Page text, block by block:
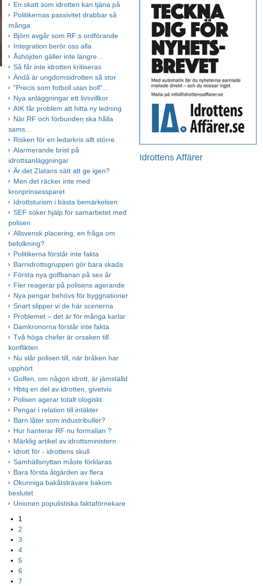
Idrottens Affärer
En skatt som idrotten kan tjäna på
Politikernas passivitet drabbar så
många
Björn avgår som RF:s ordförande
Integration berör oss alla
Åshöjden gäller inte längre…
Så får inte idrotten kritiseras
Ändå är ungdomsidrotten så stor
"Precis som fotboll utan boll"...
Nya anläggningar ett livsvillkor
AIK får problem att hitta ny ledning
När RF och förbunden ska hålla
sams…
Risken för en ledarkris allt större
Alarmerande brist på
idrottsanläggningar
Är det Zlatans sätt att ge igen?
Men det räcker inte med
kronprinsessparet
Idrottsturism i bästa bemärkelsen
SEF söker hjälp för samarbetet med
polisen
Allsvensk placering, en fråga om
befolkning?
Politikerna förstår inte fakta
Barnidrottsgruppen gör bara skada
Första nya golfbanan på sex år
Fler reagerar på polisens agerande
Nya pengar behövs för byggnationer
Snart slipper vi de här scenerna
Problemet – det är för många karlar
Damkronorna förstår inte fakta
Två höga chefer är orsaken till
konflikten
Nu slår polisen till, när bråken har
upphört
Golfen, om någon idrott, är jämställd
Hbtq en del av idrotten, givetvis
Polisen agerar totalt ologiskt
Pengar i relation till intäkter
Barn låter som industribuller?
Hur hanterar RF nu formalian ?
Märklig artikel av idrottsministern
Idrott för - idrottens skull
Samhällsnyttan måste förklaras
Bara första åtgärden av flera
Okunniga bakåtsträvare bakom
beslutet
Unionen populistiska faktaförnekare
1
2
3
4
5
6
7